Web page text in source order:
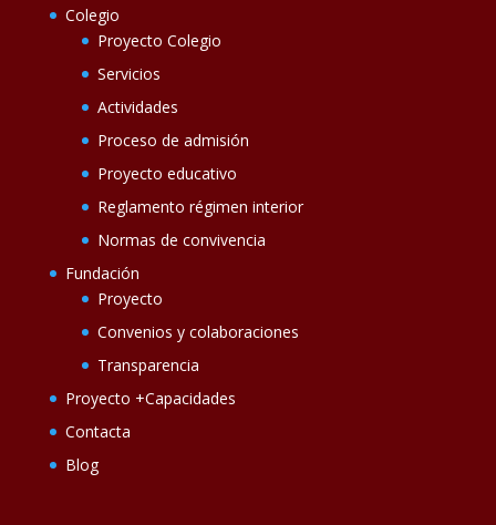
Colegio
Proyecto Colegio
Servicios
Actividades
Proceso de admisión
Proyecto educativo
Reglamento régimen interior
Normas de convivencia
Fundación
Proyecto
Convenios y colaboraciones
Transparencia
Proyecto +Capacidades
Contacta
Blog